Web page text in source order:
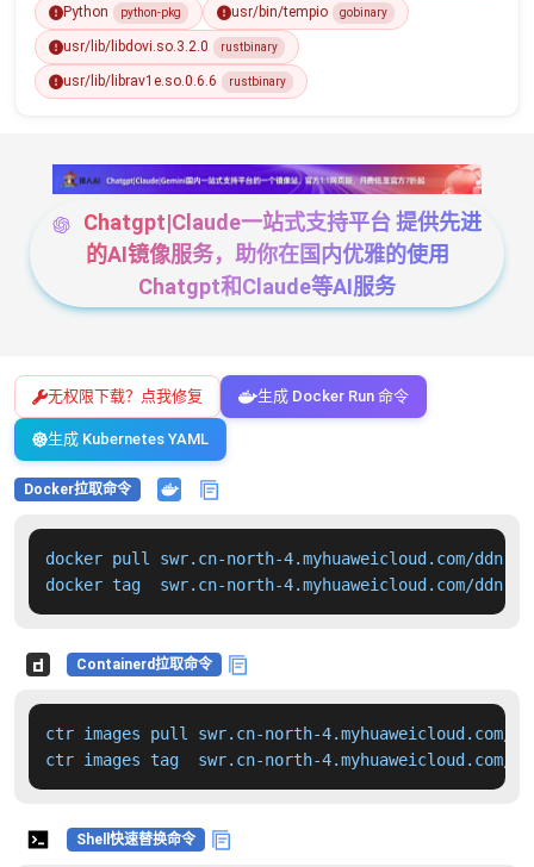
Python python-pkg usr/bin/tempio gobinary
usr/lib/libdovi.so.3.2.0 rustbinary
usr/lib/librav1e.so.0.6.6 rustbinary
Chatgpt|Claude一站式支持平台 提供先进
的AI镜像服务，助你在国内优雅的使用
Chatgpt和Claude等AI服务
无权限下载？点我修复 生成 Docker Run 命令
生成 Kubernetes YAML
Docker拉取命令
docker pull swr.cn-north-4.myhuaweicloud.com/ddn-
docker tag  swr.cn-north-4.myhuaweicloud.com/
Containerd拉取命令
ctr images pull swr.cn-north-4.myhuaweicloud.com/
ctr images tag  swr.cn-north-4.myhuaweicloud.com/
Shell快速替换命令